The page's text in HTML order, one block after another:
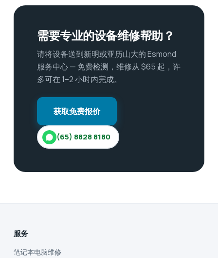
需要专业的设备维修帮助？
请将设备送到新明或亚历山大的 Esmond
服务中心 — 免费检测，维修从 $65 起，许
多可在 1–2 小时内完成。
获取免费报价
(65) 8828 8180
服务
笔记本电脑维修